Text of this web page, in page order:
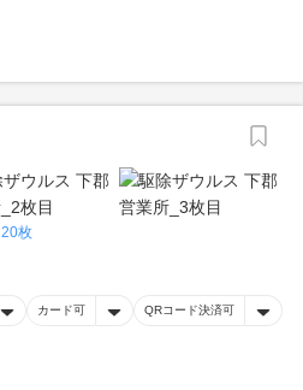
20枚
カード可 QRコード決済可